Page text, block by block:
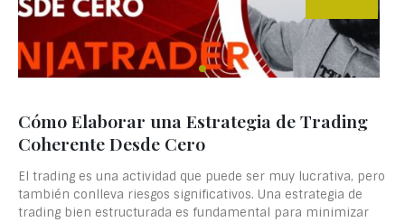
Cómo Elaborar una Estrategia de Trading
Coherente Desde Cero
El trading es una actividad que puede ser muy lucrativa, pero
también conlleva riesgos significativos. Una estrategia de
trading bien estructurada es fundamental para minimizar